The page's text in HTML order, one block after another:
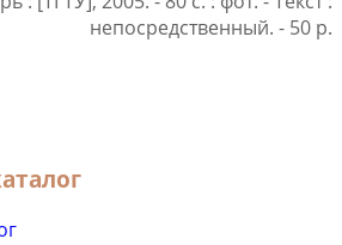
непосредственный. - 50 р.